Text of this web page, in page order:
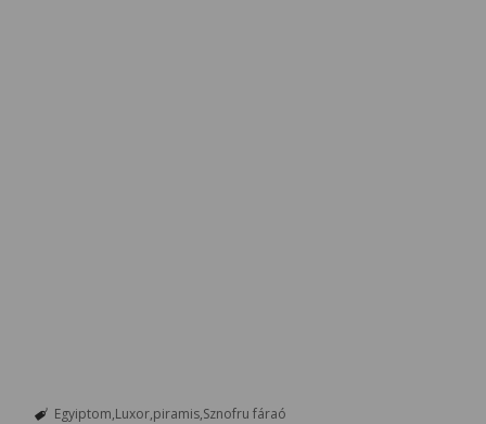
Egyiptom Luxor piramis Sznofru fáraó